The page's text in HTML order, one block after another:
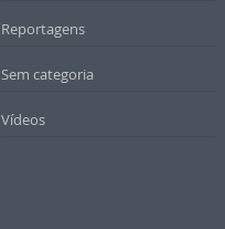
Reportagens
Sem categoria
Vídeos